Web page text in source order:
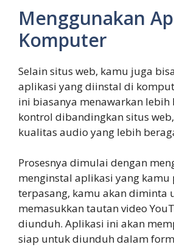
Menggunakan
Komputer
Selain situs web, kamu juga
aplikasi yang diinstal di
ini biasanya menawarkan
kontrol dibandingkan situs
kualitas audio yang lebih
Prosesnya dimulai dengan
menginstal aplikasi yang kamu
terpasang, kamu akan diminta
memasukkan tautan video
diunduh. Aplikasi ini akan
siap untuk diunduh dalam